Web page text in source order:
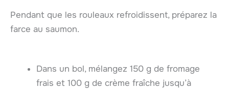
Pendant que les rouleaux refroidissent, préparez la
farce au saumon.
Dans un bol, mélangez 150 g de fromage
frais et 100 g de crème fraîche jusqu’à